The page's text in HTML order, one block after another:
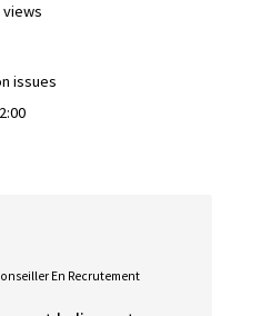
views
issues
En Recrutement